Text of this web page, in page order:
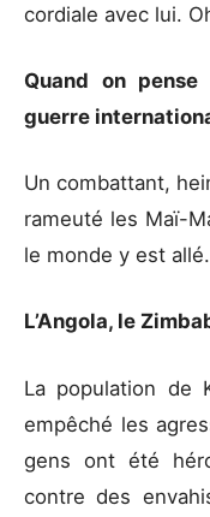
cordiale avec lui.
Quand on
guerre
Un combattant,
rameuté les Maï-
le monde y est allé.
L’Angola, le
La population de
empêché les
gens ont été
contre des